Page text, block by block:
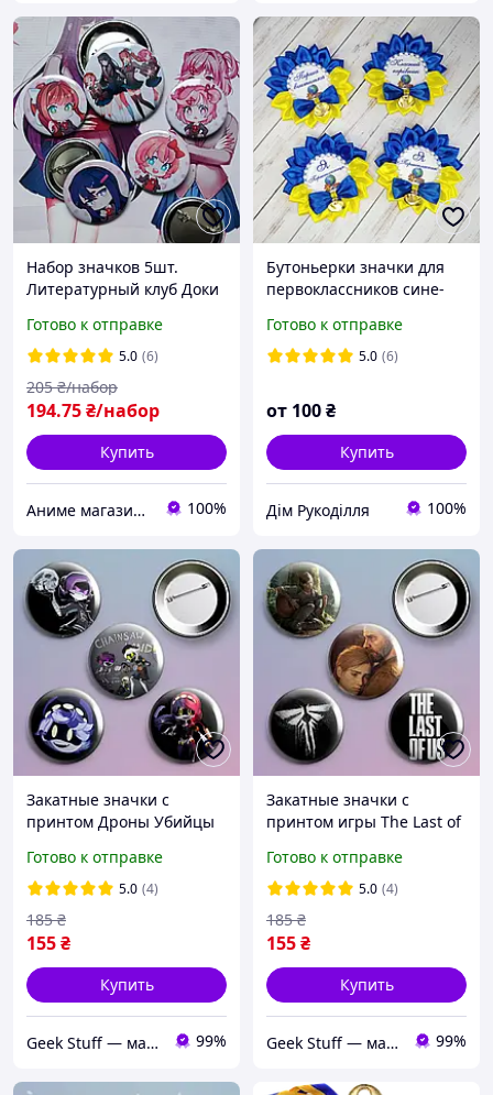
Набор значков 5шт.
Литературный клуб Доки
Literature Club!
Готово к отправке
5.0 (6)
194.75₴/набор
205 ₴/набор
Купить
Аниме магазин Anikoneko 100%
Бутоньерки значки для
первоклассников сине-
первоклассников значок-
медалька Первоклассник
Готово к отправке
5.0 (6)
от 100₴
Купить
Дім Рукоділля 100%
Закатные значки с
принтом Дроны Убийцы
металлические на
булавке 56 мм х 4 штуки
Готово к отправке
5.0 (4)
155₴
185 ₴
Купить
Geek Stuff — магазин аниме, гиков, Kpop товаров. Сувениры с вашим принтом и полиграфия 99%
Закатные значки с
принтом игры The Last of
булавке 56 мм х 4 штуки
Готово к отправке
5.0 (4)
155₴
185 ₴
Купить
Geek Stuff — магазин аниме, гиков, Kpop товаров. Сувениры с вашим принтом и полиграфия 99%